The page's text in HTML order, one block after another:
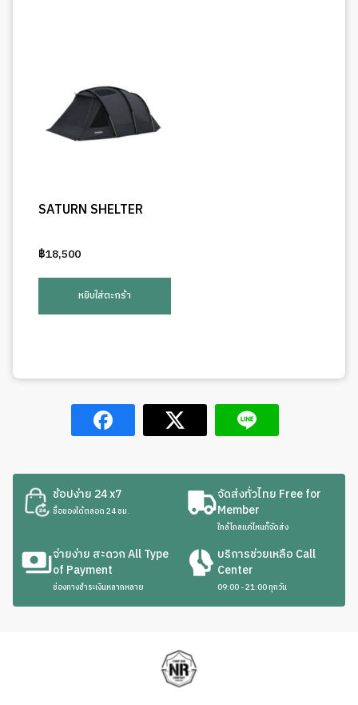
SATURN SHELTER
฿18,500
หยิบใส่ตะกร้า
ช้อปง่าย 24 x7
ซื้อของได้ตลอด 24 ชม.
จัดส่งทั่วไทย Free for
Member
ใกล้ไกลแค่ไหนก็จัดส่ง
จ่ายง่าย สะดวก All Type
of Payment
ช่องทางชำระเงินหลากหลาย
บริการช่วยเหลือ Call
Center
09:00 - 21:00 ทุกวัน